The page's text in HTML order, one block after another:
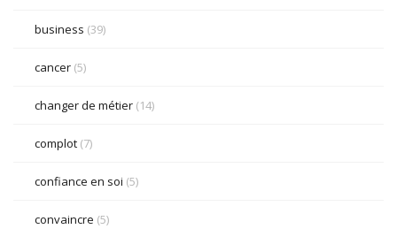
business (39)
cancer (5)
changer de métier (14)
complot (7)
confiance en soi (5)
convaincre (5)